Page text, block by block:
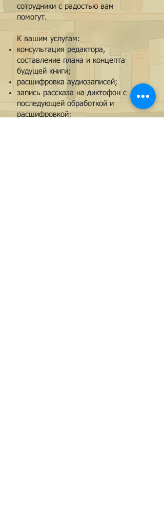
сотрудники с радостью вам
помогут.
К вашим услугам:
консультация редактора,
составление плана и концепта
будущей книги;
расшифровка аудиозаписей;
запись рассказа на диктофон с
последующей обработкой и
расшифровкой;